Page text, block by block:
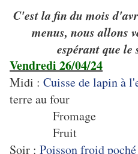
C'est la fin du mois
menus, nous allons
espérant que
Vendredi 26/04/24
Midi : Cuisse de lapin à
terre au four
Fromage
Fruit
Soir : Poisson froid